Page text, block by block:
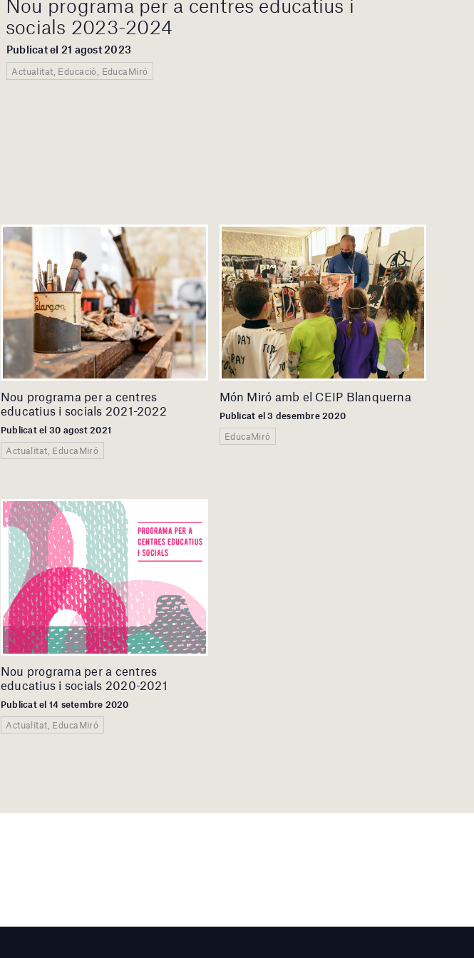
Nou programa per a centres educatius i
socials 2023-2024
Publicat el 21 agost 2023
Actualitat, Educació, EducaMiró
Nou programa per a centres
educatius i socials 2021-2022
Publicat el 30 agost 2021
Actualitat, EducaMiró
Món Miró amb el CEIP Blanquerna
Publicat el 3 desembre 2020
EducaMiró
Nou programa per a centres
educatius i socials 2020-2021
Publicat el 14 setembre 2020
Actualitat, EducaMiró